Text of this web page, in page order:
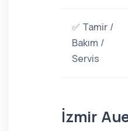
✅ Tamir /
Bakım /
Servis
İzmir